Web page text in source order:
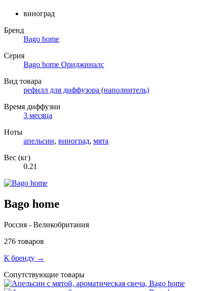
виноград
Бренд
Bago home
Серия
Bago home Ориджиналс
Вид товара
рефилл для диффузора (наполнитель)
Время диффузии
3 месяца
Ноты
апельсин, виноград, мята
Вес (кг)
0.21
Bago home
Россия - Великобритания
276 товаров
К бренду →
Сопутствующие товары